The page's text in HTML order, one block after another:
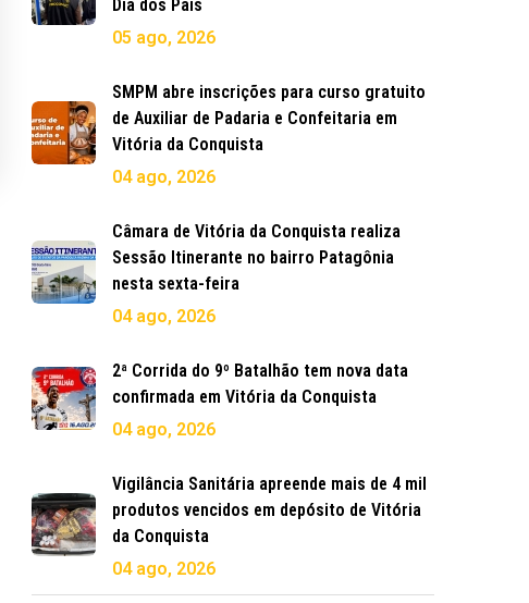
Dia dos Pais
05 ago, 2026
SMPM abre inscrições para curso gratuito
de Auxiliar de Padaria e Confeitaria em
Vitória da Conquista
04 ago, 2026
Câmara de Vitória da Conquista realiza
Sessão Itinerante no bairro Patagônia
nesta sexta-feira
04 ago, 2026
2ª Corrida do 9º Batalhão tem nova data
confirmada em Vitória da Conquista
04 ago, 2026
Vigilância Sanitária apreende mais de 4 mil
produtos vencidos em depósito de Vitória
da Conquista
04 ago, 2026